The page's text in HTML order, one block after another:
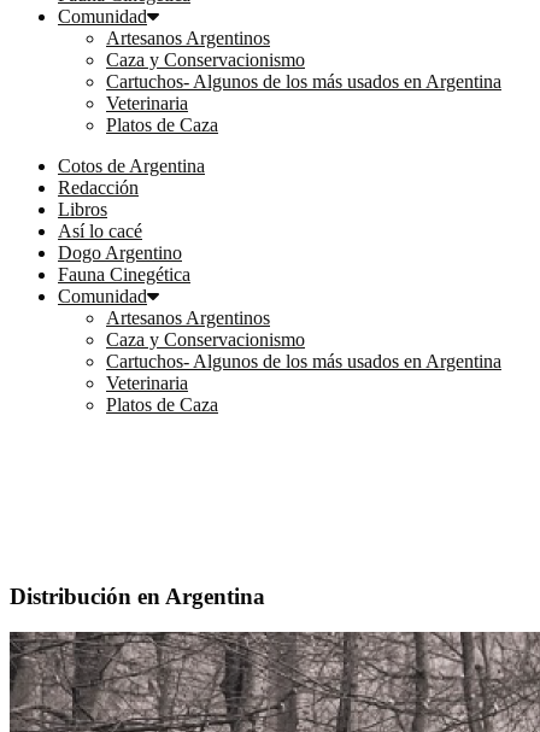
Comunidad
Artesanos Argentinos
Caza y Conservacionismo
Cartuchos- Algunos de los más usados en Argentina
Veterinaria
Platos de Caza
Cotos de Argentina
Redacción
Libros
Así lo cacé
Dogo Argentino
Fauna Cinegética
Comunidad
Artesanos Argentinos
Caza y Conservacionismo
Cartuchos- Algunos de los más usados en Argentina
Veterinaria
Platos de Caza
Distribución en Argentina